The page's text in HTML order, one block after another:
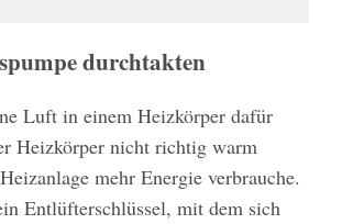
durchtakten
Luft in einem Heizkörper dafür
Heizkörper nicht richtig warm
mehr Energie verbrauche.
Entlüfterschlüssel, mit dem sich